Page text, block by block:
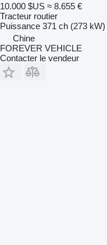
10.000 $US ≈ 8.655 €
Tracteur routier
Puissance 371 ch (273 kW)
Chine
FOREVER VEHICLE
Contacter le vendeur